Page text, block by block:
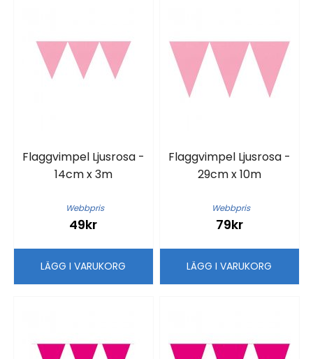
Flaggvimpel Ljusrosa -
14cm x 3m
Webbpris
49kr
LÄGG I VARUKORG
Flaggvimpel Ljusrosa -
29cm x 10m
Webbpris
79kr
LÄGG I VARUKORG